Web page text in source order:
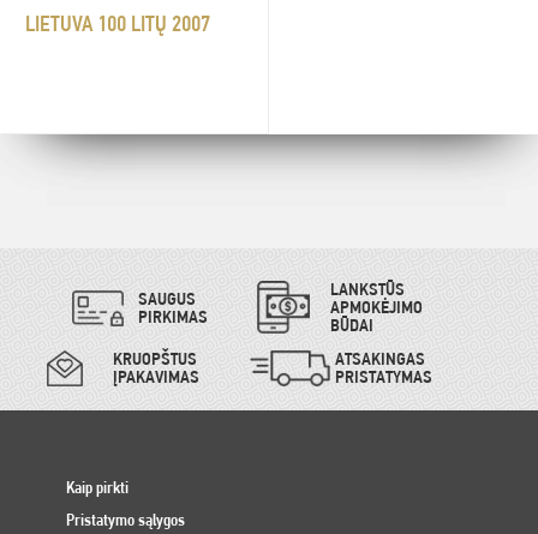
LIETUVA 100 LITŲ 2007
SAUGUS
PIRKIMAS
LANKSTŪS
APMOKĖJIMO
BŪDAI
KRUOPŠTUS
ĮPAKAVIMAS
ATSAKINGAS
PRISTATYMAS
Kaip pirkti
Pristatymo sąlygos